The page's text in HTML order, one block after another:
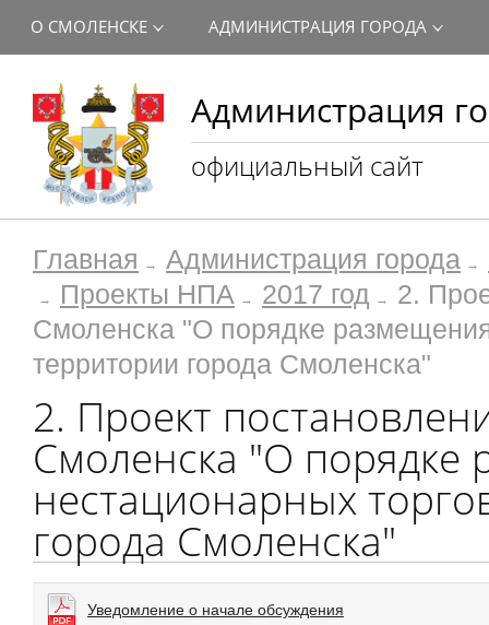
Администрация
официальный сайт
О СМОЛЕНСКЕ АДМИНИСТРАЦИЯ ГОРОДА
Главная Администрация города
Проекты НПА
2017 год
2.
Смоленска "О порядке
территории города Смоленска"
2. Проект
Смоленска "О порядке
нестационарных
города Смоленска"
Уведомление о начале обсуждения